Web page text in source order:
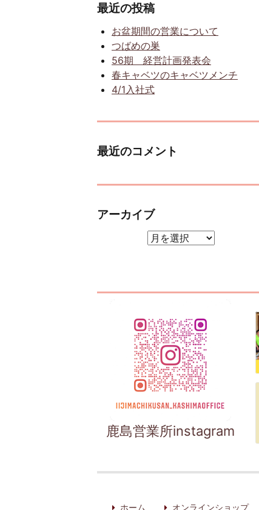
最近の投稿
お盆期間の営業について
つばめの巣
56期 経営計画発表会
春キャベツのキャベツメンチ
4/1入社式
最近のコメント
アーカイブ
鹿島営業所instagram
ホーム オンラインショップ